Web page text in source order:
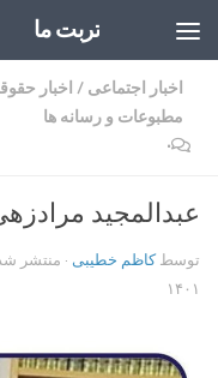
تربت ما
اخبار اجتماعی / اخبار
مطبوعات و رسانه ها
۰
عبدالمجید
توسطکاظم خطیبی · منتشر
۱۴۰۱